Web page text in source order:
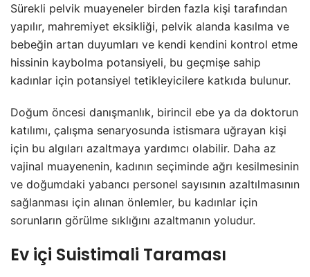
Sürekli pelvik muayeneler birden fazla kişi tarafından
yapılır, mahremiyet eksikliği, pelvik alanda kasılma ve
bebeğin artan duyumları ve kendi kendini kontrol etme
hissinin kaybolma potansiyeli, bu geçmişe sahip
kadınlar için potansiyel tetikleyicilere katkıda bulunur.
Doğum öncesi danışmanlık, birincil ebe ya da doktorun
katılımı, çalışma senaryosunda istismara uğrayan kişi
için bu algıları azaltmaya yardımcı olabilir. Daha az
vajinal muayenenin, kadının seçiminde ağrı kesilmesinin
ve doğumdaki yabancı personel sayısının azaltılmasının
sağlanması için alınan önlemler, bu kadınlar için
sorunların görülme sıklığını azaltmanın yoludur.
Ev içi Suistimali Taraması